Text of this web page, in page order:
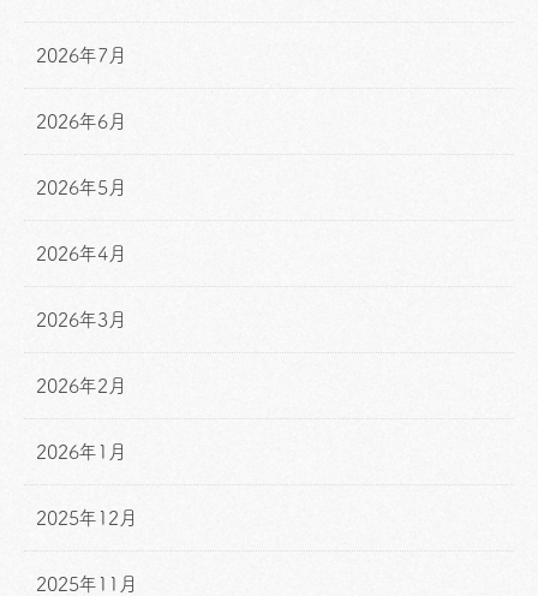
2026年7月
2026年6月
2026年5月
2026年4月
2026年3月
2026年2月
2026年1月
2025年12月
2025年11月